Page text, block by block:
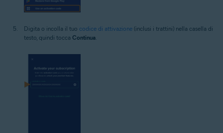
Digita o incolla il tuo codice di attivazione (inclusi i trattini) nella casella di
testo, quindi tocca Continua